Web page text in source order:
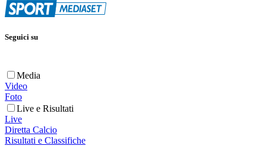
Seguici su
Media
Video
Foto
Live e Risultati
Live
Diretta Calcio
Risultati e Classifiche